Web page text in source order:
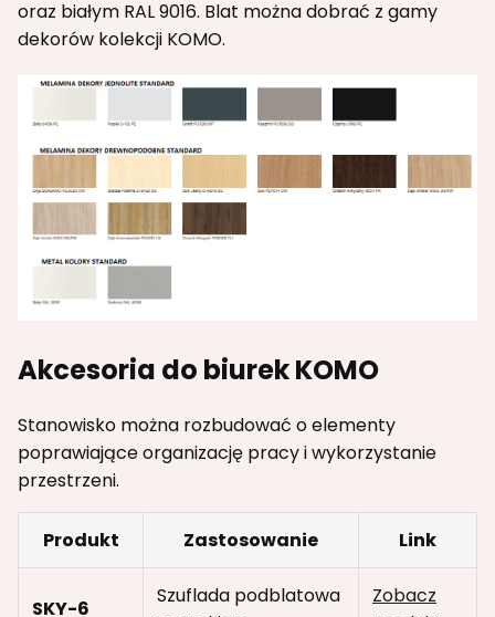
oraz białym RAL 9016. Blat można dobrać z gamy
dekorów kolekcji KOMO.
Akcesoria do biurek KOMO
Stanowisko można rozbudować o elementy
poprawiające organizację pracy i wykorzystanie
przestrzeni.
Produkt Zastosowanie Link
SKY-6
Szuflada podblatowa
Zobacz